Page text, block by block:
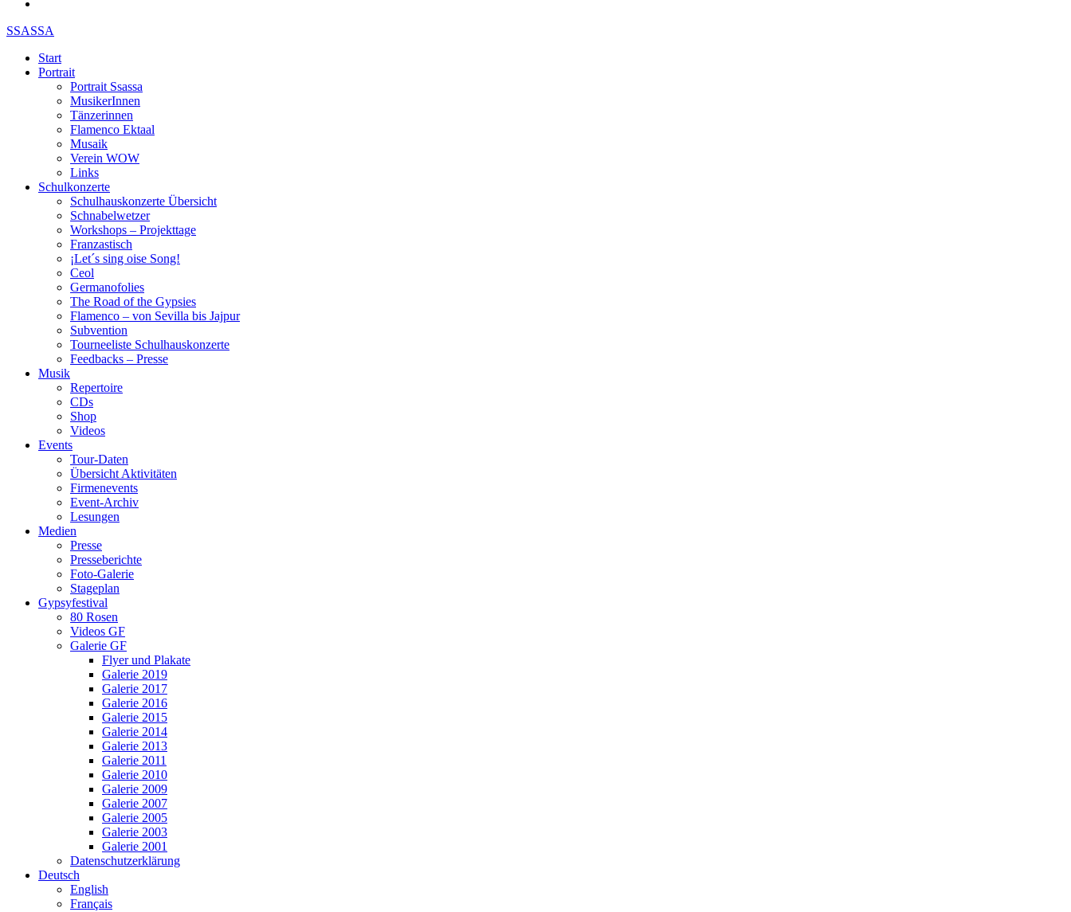
SSASSA
Start
Portrait
Portrait Ssassa
MusikerInnen
Tänzerinnen
Flamenco Ektaal
Musaik
Verein WOW
Links
Schulkonzerte
Schulhauskonzerte Übersicht
Schnabelwetzer
Workshops – Projekttage
Franzastisch
¡Let´s sing oise Song!
Ceol
Germanofolies
The Road of the Gypsies
Flamenco – von Sevilla bis Jajpur
Subvention
Tourneeliste Schulhauskonzerte
Feedbacks – Presse
Musik
Repertoire
CDs
Shop
Videos
Events
Tour-Daten
Übersicht Aktivitäten
Firmenevents
Event-Archiv
Lesungen
Medien
Presse
Presseberichte
Foto-Galerie
Stageplan
Gypsyfestival
80 Rosen
Videos GF
Galerie GF
Flyer und Plakate
Galerie 2019
Galerie 2017
Galerie 2016
Galerie 2015
Galerie 2014
Galerie 2013
Galerie 2011
Galerie 2010
Galerie 2009
Galerie 2007
Galerie 2005
Galerie 2003
Galerie 2001
Datenschutzerklärung
Deutsch
English
Français